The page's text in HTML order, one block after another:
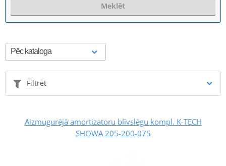
Meklēt
Filtrēt
Aizmugurējā amortizatoru blīvslēgu kompl. K-TECH
SHOWA 205-200-075